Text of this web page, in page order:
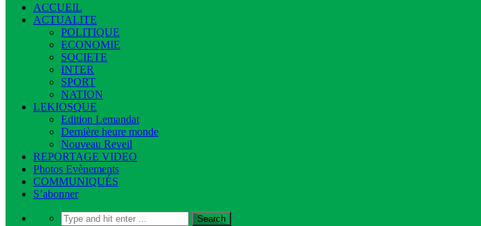
ACCUEIL
ACTUALITE
POLITIQUE
ECONOMIE
SOCIETE
INTER
SPORT
NATION
LEKIOSQUE
Edition Lemandat
Dernière heure monde
Nouveau Reveil
REPORTAGE VIDEO
Photos Evènements
COMMUNIQUÉS
S’abonner